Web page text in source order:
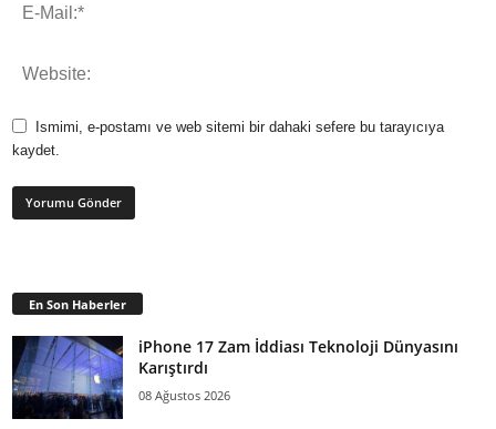
Ismimi, e-postamı ve web sitemi bir dahaki sefere bu tarayıcıya
kaydet.
En Son Haberler
iPhone 17 Zam İddiası Teknoloji Dünyasını
Karıştırdı
08 Ağustos 2026